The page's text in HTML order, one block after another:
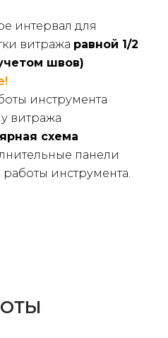
интервал для
витража равной 1/2
швов)
инструмента
витража
схема
панели
инструмента.